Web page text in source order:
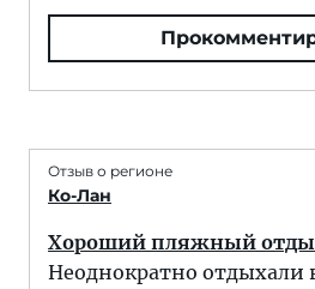
Отзыв о регионе
Ко-Лан
Хороший пляжный
Неоднократно отдыхали